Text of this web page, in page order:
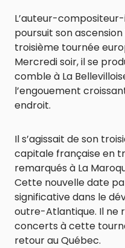
L’auteur-
poursuit son
troisième tournée
Mercredi soir, il se
comble à La
l’engouement
endroit.
Il s’agissait de son
capitale française en
remarqués à La
Cette nouvelle date
significative dans le
outre-Atlantique. Il ne
concerts à cette
retour au Québec.